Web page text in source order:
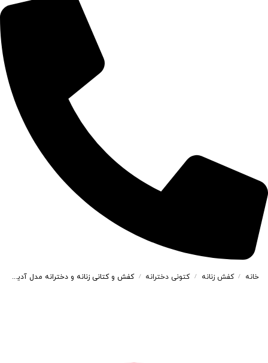
خانه / کفش زنانه / کتونی دخترانه / کفش و کتانی زنانه و دخترانه مدل آدیداس سامبا ADIDAS_SAMBA رنگ چری زرشکی کد A182